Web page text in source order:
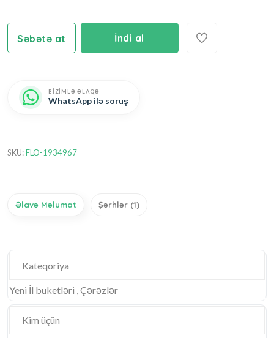
Səbətə at İndi al
BİZİMLƏ ƏLAQƏ
WhatsApp ilə soruş
SKU:FLO-1934967
Əlavə Məlumat Şərhlər (1)
Kateqoriya
Yeni İl buketləri , Çərəzlər
Kim üçün